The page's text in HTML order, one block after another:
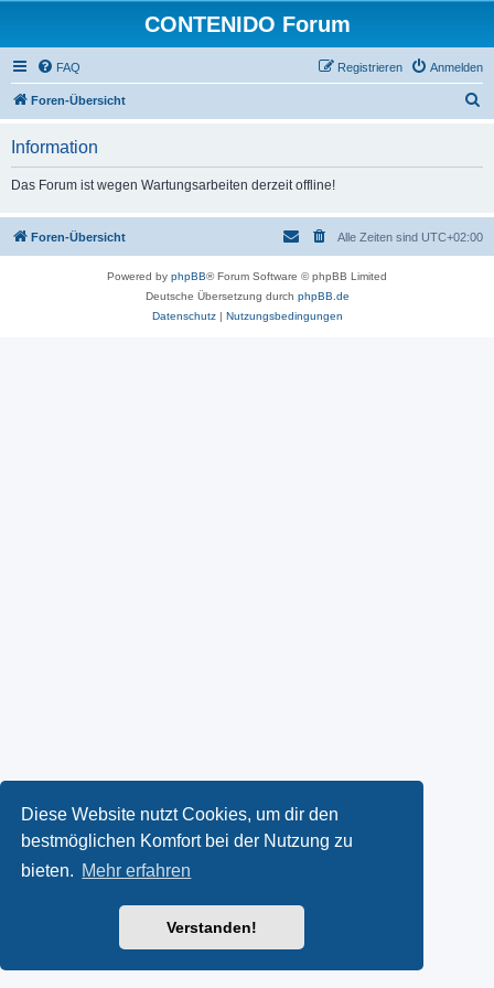
Diese Website nutzt Cookies, um dir den
bestmöglichen Komfort bei der Nutzung zu
bieten. Mehr erfahren
Verstanden!
CONTENIDO Forum
FAQ Anmelden
Registrieren
Foren-Übersicht
Information
Das Forum ist wegen Wartungsarbeiten derzeit offline!
Foren-Übersicht Alle Zeiten sind UTC+02:00
Powered by phpBB® Forum Software © phpBB Limited
Deutsche Übersetzung durch phpBB.de
Datenschutz| Nutzungsbedingungen